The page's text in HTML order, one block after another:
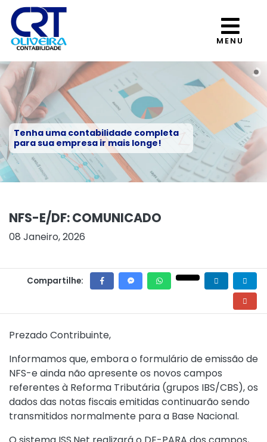
MENU
Tenha uma contabilidade completa
para sua empresa ir mais longe!
NFS-E/DF: COMUNICADO
08 Janeiro, 2026
Compartilhe:
Prezado Contribuinte,
Informamos que, embora o formulário de emissão de
NFS-e ainda não apresente os novos campos
referentes à Reforma Tributária (grupos IBS/CBS), os
dados das notas fiscais emitidas continuarão sendo
transmitidos normalmente para a Base Nacional.